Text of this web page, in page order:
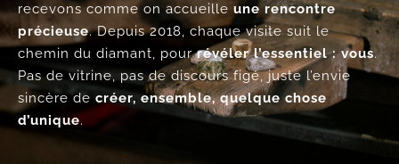
recevons comme on accueille une rencontre
précieuse. Depuis 2018, chaque visite suit le
chemin du diamant, pourrévéler l’essentiel : vous.
Pas de vitrine, pas de discours figé, juste l’envie
sincère de créer, ensemble, quelque chose
d’unique.